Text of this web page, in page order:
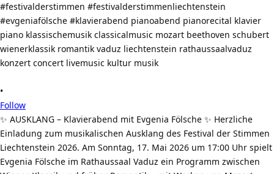
•
Follow
✨ AUSKLANG – Klavierabend mit Evgenia Fölsche ✨ Herzliche
Einladung zum musikalischen Ausklang des Festival der Stimmen
Liechtenstein 2026. Am Sonntag, 17. Mai 2026 um 17:00 Uhr spielt
Evgenia Fölsche im Rathaussaal Vaduz ein Programm zwischen